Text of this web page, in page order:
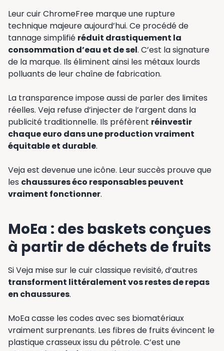
Leur cuir ChromeFree marque une rupture
technique majeure aujourd’hui. Ce procédé de
tannage simplifié réduit drastiquement la
consommation d’eau et de sel. C’est la signature
de la marque. Ils éliminent ainsi les métaux lourds
polluants de leur chaîne de fabrication.
La transparence impose aussi de parler des limites
réelles. Veja refuse d’injecter de l’argent dans la
publicité traditionnelle. Ils préfèrent réinvestir
chaque euro dans une production vraiment
équitable et durable.
Veja est devenue une icône. Leur succès prouve que
les chaussures éco responsables peuvent
vraiment fonctionner.
MoEa : des baskets conçues
à partir de déchets de fruits
Si Veja mise sur le cuir classique revisité, d’autres
transforment littéralement vos restes de repas
en chaussures.
MoEa casse les codes avec ses biomatériaux
vraiment surprenants. Les fibres de fruits évincent le
plastique crasseux issu du pétrole. C’est une